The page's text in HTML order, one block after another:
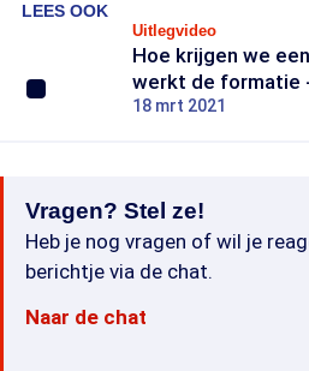
LEES OOK
Uitlegvideo
Hoe krijgen we
werkt de formatie
18 mrt 2021
Vragen? Stel ze!
Heb je nog vragen of wil je
berichtje via de chat.
Naar de chat